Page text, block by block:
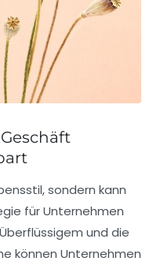
sondern kann
für Unternehmen
und die
können Unternehmen